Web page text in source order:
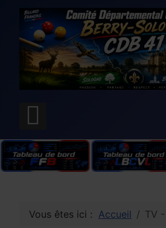
Vous êtes ici : Accueil TV